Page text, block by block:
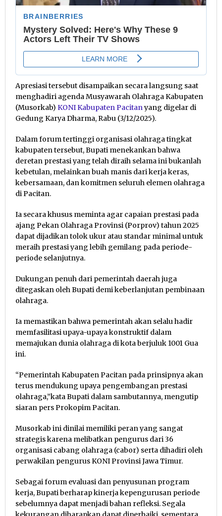
Apresiasi tersebut disampaikan secara langsung saat
menghadiri agenda Musyawarah Olahraga Kabupaten
(Musorkab) KONI Kabupaten Pacitanyang digelar di
Gedung Karya Dharma, Rabu (3/12/2025).
Dalam forum tertinggi organisasi olahraga tingkat
kabupaten tersebut, Bupati menekankan bahwa
deretan prestasi yang telah diraih selama ini bukanlah
kebetulan, melainkan buah manis dari kerja keras,
kebersamaan, dan komitmen seluruh elemen olahraga
di Pacitan.
Ia secara khusus meminta agar capaian prestasi pada
ajang Pekan Olahraga Provinsi (Porprov) tahun 2025
dapat dijadikan tolok ukur atau standar minimal untuk
meraih prestasi yang lebih gemilang pada periode-
periode selanjutnya.
Dukungan penuh dari pemerintah daerah juga
ditegaskan oleh Bupati demi keberlanjutan pembinaan
olahraga.
Ia memastikan bahwa pemerintah akan selalu hadir
memfasilitasi upaya-upaya konstruktif dalam
memajukan dunia olahraga di kota berjuluk 1001 Gua
ini.
“Pemerintah Kabupaten Pacitan pada prinsipnya akan
terus mendukung upaya pengembangan prestasi
olahraga,”kata Bupati dalam sambutannya, mengutip
siaran pers Prokopim Pacitan.
Musorkab ini dinilai memiliki peran yang sangat
strategis karena melibatkan pengurus dari 36
organisasi cabang olahraga (cabor) serta dihadiri oleh
perwakilan pengurus KONI Provinsi Jawa Timur.
Sebagai forum evaluasi dan penyusunan program
kerja, Bupati berharap kinerja kepengurusan periode
sebelumnya dapat menjadi bahan refleksi. Segala